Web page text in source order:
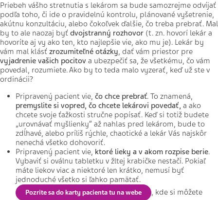
Priebeh vášho stretnutia s lekárom sa bude samozrejme odvíjať
podľa toho, či ide o pravidelnú kontrolu, plánované vyšetrenie,
akútnu konzultáciu, alebo čokoľvek ďalšie, čo treba prebrať. Mal
by to ale naozaj byť dvojstranný rozhovor (t. zn. hovorí lekár a
hovoríte aj vy ako ten, kto najlepšie vie, ako mu je). Lekár by
vám mal klásť zrozumiteľné otázky, dať vám priestor pre
vyjadrenie vašich pocitov a ubezpečiť sa, že všetkému, čo vám
povedal, rozumiete. Ako by to teda malo vyzerať, keď už ste v
ordinácii?
Pripravený pacient vie, čo chce prebrať. To znamená,
premyslite si vopred, čo chcete lekárovi povedať, a ako
chcete svoje ťažkosti stručne popísať. Keď si totiž budete
„urovnávať myšlienky“ až nahlas pred lekárom, bude to
zdĺhavé, alebo príliš rýchle, chaotické a lekár Vás najskôr
nenechá všetko dohovoriť.
Pripravený pacient vie, ktoré lieky a v akom rozpise berie.
Vybaviť si oválnu tabletku v žltej krabičke nestačí. Pokiaľ
máte liekov viac a niektoré len krátko, nemusí byť
jednoduché všetko si ľahko pamätať.
Pozrite sa do karty pacienta tu na webe
, kde si môžete